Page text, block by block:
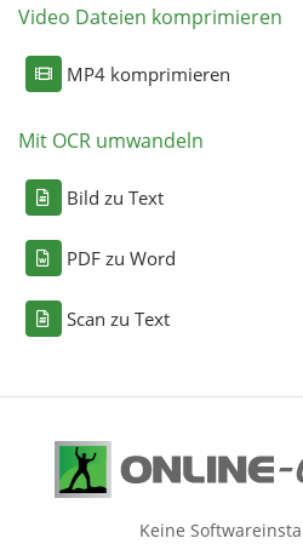
Video Dateien komprimieren
MP4 komprimieren
Mit OCR umwandeln
Bild zu Text
PDF zu Word
Scan zu Text
Keine